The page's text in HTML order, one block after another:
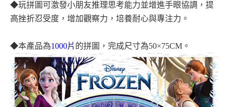
◆玩拼圖可激發小朋友推理思考能力並增進手眼協調，提
高挫折忍受度，增加觀察力，培養耐心與專注力。
◆本產品為1000片 的拼圖，完成尺寸為50×75CM。